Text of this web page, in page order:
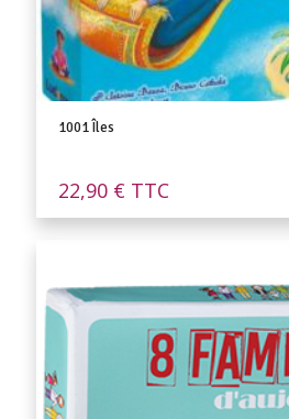
1001 Îles
22,90 € TTC